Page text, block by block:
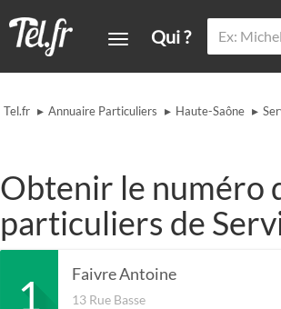
Qui ?
Tel.fr ▸ Annuaire Particuliers ▸ Haute-Saône ▸
Obtenir le numéro
particuliers de
1 Faivre Antoine
13 Rue Basse